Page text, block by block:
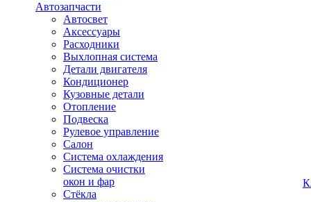
Автозапчасти
Автосвет
Аксессуары
Расходники
Выхлопная система
Детали двигателя
Кондиционер
Кузовные детали
Отопление
Подвеска
Рулевое управление
Салон
Система охлаждения
Система очистки
окон и фар
Стёкла